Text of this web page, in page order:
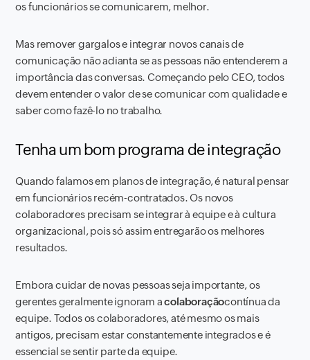
os funcionários se comunicarem, melhor.
Mas remover gargalos e integrar novos canais de
comunicação não adianta se as pessoas não entenderem a
importância das conversas. Começando pelo CEO, todos
devem entender o valor de se comunicar com qualidade e
saber como fazê-lo no trabalho.
Tenha um bom programa de integração
Quando falamos em planos de integração, é natural pensar
em funcionários recém-contratados. Os novos
colaboradores precisam se integrar à equipe e à cultura
organizacional, pois só assim entregarão os melhores
resultados.
Embora cuidar de novas pessoas seja importante, os
gerentes geralmente ignoram acolaboraçãocontínua da
equipe. Todos os colaboradores, até mesmo os mais
antigos, precisam estar constantemente integrados e é
essencial se sentir parte da equipe.